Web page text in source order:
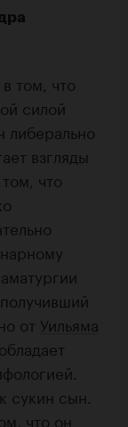
том, что
силой
либерально
взгляды
что
от Уильяма
сукин сын.
что он